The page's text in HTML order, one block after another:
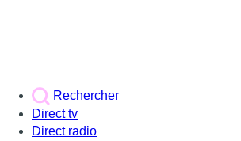
Rechercher
Direct tv
Direct radio